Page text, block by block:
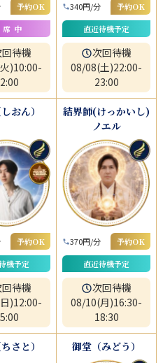
予約OK
中
待機
)10:00-
340円/分
予約OK
直近待機予定
次回待機
08/08(土)22:00-
23:00
おん）
予約OK
機予定
待機
)12:00-
結界師(けっかいし)
ノエル
370円/分
予約OK
直近待機予定
次回待機
08/10(月)16:30-
18:30
さと） 御堂（みどう）